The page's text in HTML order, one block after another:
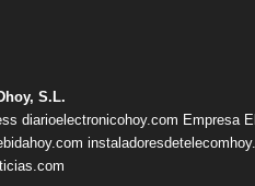
S.L.
diarioelectronicohoy.com Empresa